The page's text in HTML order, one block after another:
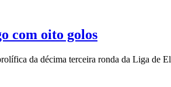
com oito golos
da décima terceira ronda da Liga de